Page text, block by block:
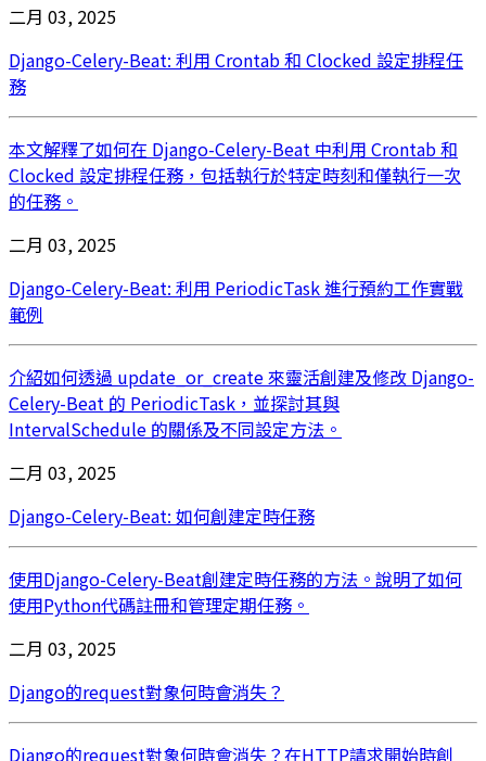
二月 03, 2025
Django-Celery-Beat: 利用 Crontab 和 Clocked 設定排程任
務
本文解釋了如何在 Django-Celery-Beat 中利用 Crontab 和
Clocked 設定排程任務，包括執行於特定時刻和僅執行一次
的任務。
二月 03, 2025
Django-Celery-Beat: 利用 PeriodicTask 進行預約工作實戰
範例
介紹如何透過 update_or_create 來靈活創建及修改 Django-
Celery-Beat 的 PeriodicTask，並探討其與
IntervalSchedule 的關係及不同設定方法。
二月 03, 2025
Django-Celery-Beat: 如何創建定時任務
使用Django-Celery-Beat創建定時任務的方法。說明了如何
使用Python代碼註冊和管理定期任務。
二月 03, 2025
Django的request對象何時會消失？
Django的request對象何時會消失？在HTTP請求開始時創